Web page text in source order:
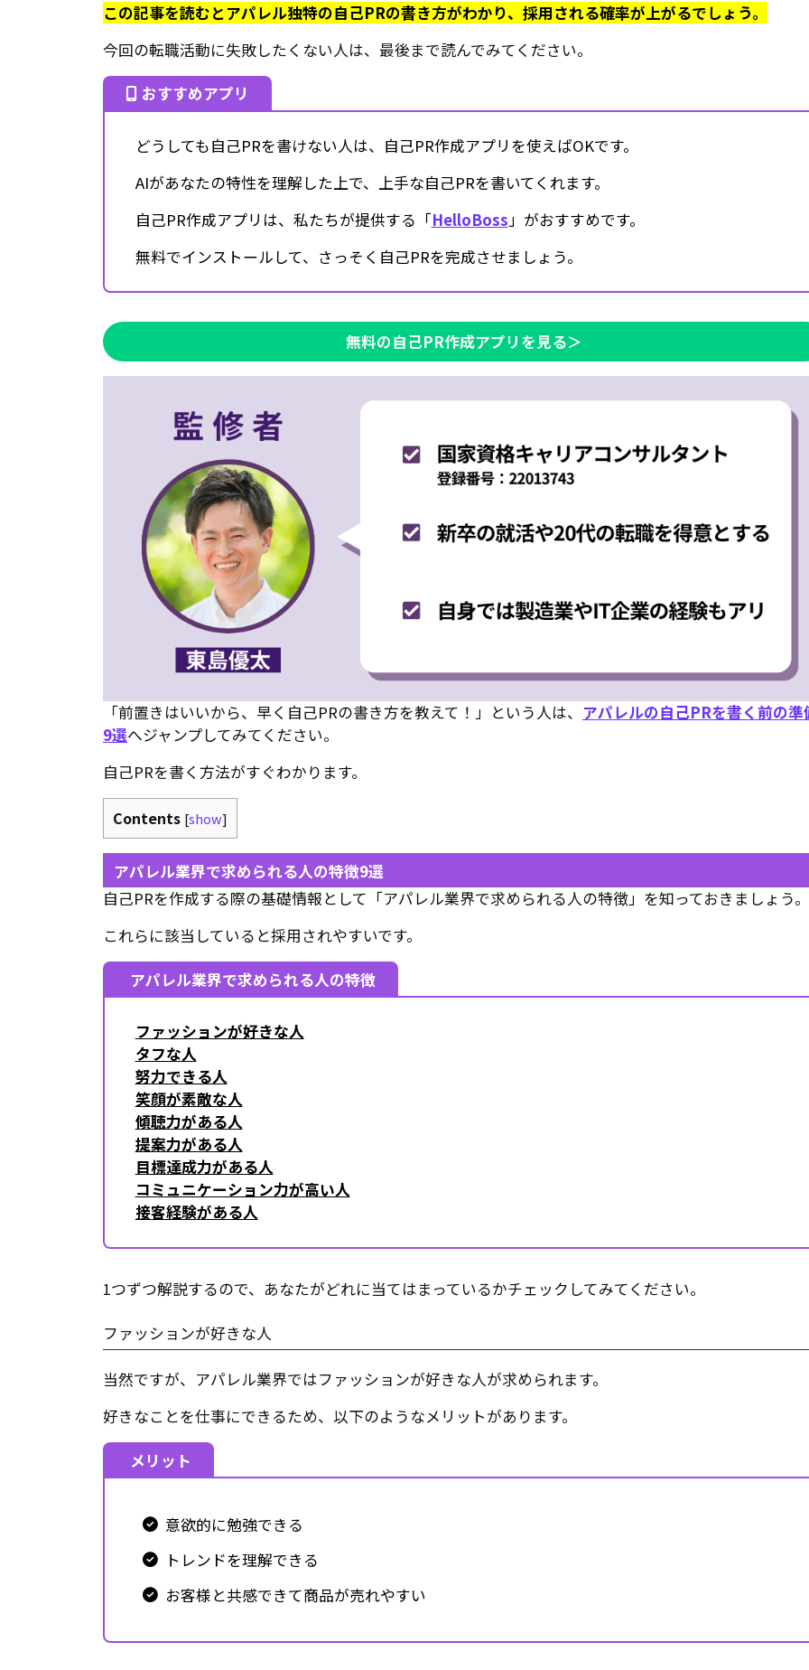
この記事を読むとアパレル独特の自己PRの書き方がわかり、採用される確率が上がるでしょう。
今回の転職活動に失敗したくない人は、最後まで読んでみてください。
おすすめアプリ
どうしても自己PRを書けない人は、自己PR作成アプリを使えばOKです。
AIがあなたの特性を理解した上で、上手な自己PRを書いてくれます。
自己PR作成アプリは、私たちが提供する「HelloBoss」がおすすめです。
無料でインストールして、さっそく自己PRを完成させましょう。
無料の自己PR作成アプリを見る＞
「前置きはいいから、早く自己PRの書き方を教えて！」という人は、 アパレルの自己PRを書く前の準
9選へジャンプしてみてください。
自己PRを書く方法がすぐわかります。
Contents [show]
アパレル業界で求められる人の特徴9選
自己PRを作成する際の基礎情報として「アパレル業界で求められる人の特徴」を知っておきましょう。
これらに該当していると採用されやすいです。
アパレル業界で求められる人の特徴
ファッションが好きな人
タフな人
努力できる人
笑顔が素敵な人
傾聴力がある人
提案力がある人
目標達成力がある人
コミュニケーション力が高い人
接客経験がある人
1つずつ解説するので、あなたがどれに当てはまっているかチェックしてみてください。
ファッションが好きな人
当然ですが、アパレル業界ではファッションが好きな人が求められます。
好きなことを仕事にできるため、以下のようなメリットがあります。
メリット
意欲的に勉強できる
トレンドを理解できる
お客様と共感できて商品が売れやすい